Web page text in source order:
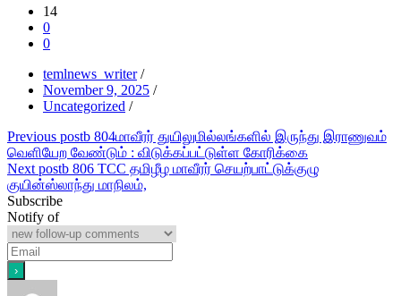
14
0
0
temlnews_writer /
November 9, 2025 /
Uncategorized /
Post
navigation
Previous postb 804மாவீரர் துயிலுமில்லங்களில் இருந்து இராணுவம்
வெளியேற வேண்டும் : விடுக்கப்பட்டுள்ள கோரிக்கை
Next postb 806 TCC தமிழீழ மாவீரர் செயற்பாட்டுக்குழு
குயின்ஸ்லாந்து மாநிலம்,
Subscribe
Notify of